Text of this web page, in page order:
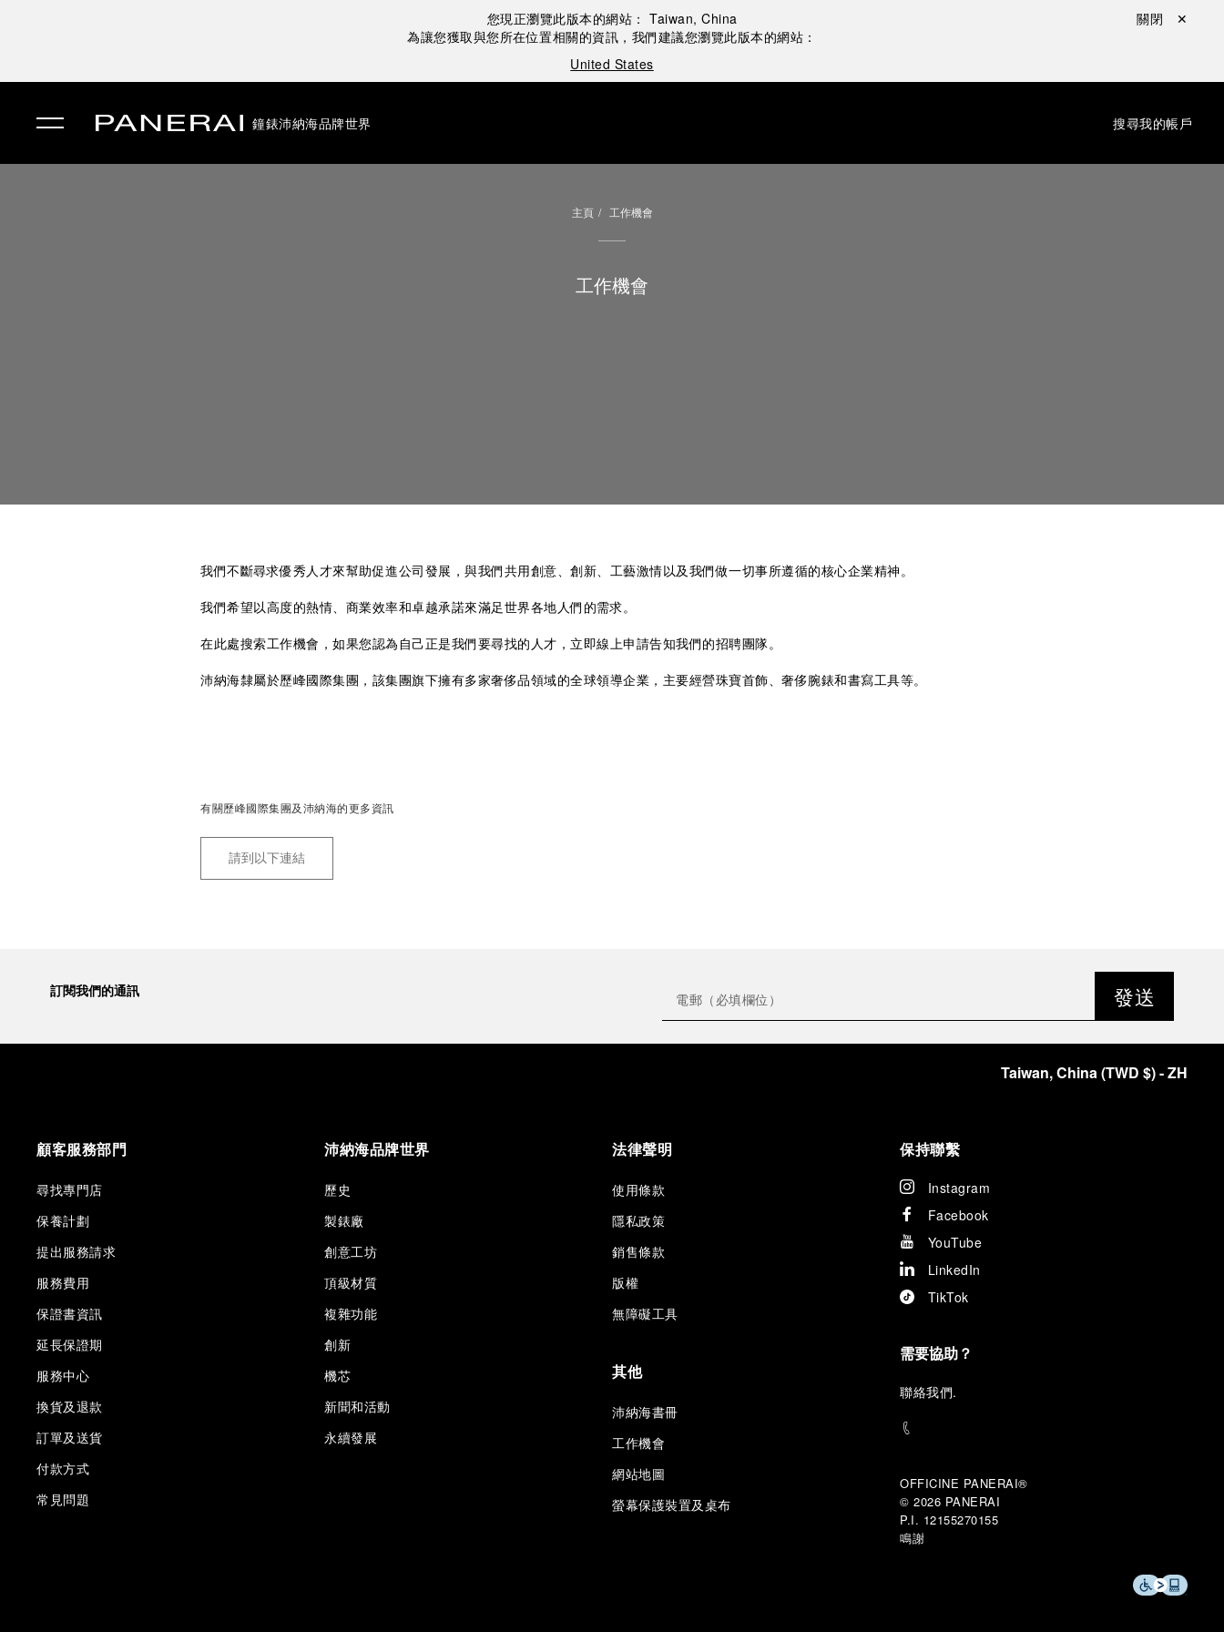
您現正瀏覽此版本的網站： Taiwan, China
為讓您獲取與您所在位置相關的資訊，我們建議您瀏覽此版本的網站：
United States
關閉 ✕
鐘錶沛納海品牌世界 搜尋我的帳戶
主頁 工作機會
工作機會
我們不斷尋求優秀人才來幫助促進公司發展，與我們共用創意、創新、工藝激情以及我們做一切事所遵循的核心企業精神。
我們希望以高度的熱情、商業效率和卓越承諾來滿足世界各地人們的需求。
在此處搜索工作機會，如果您認為自己正是我們要尋找的人才，立即線上申請告知我們的招聘團隊。
沛納海隸屬於歷峰國際集團，該集團旗下擁有多家奢侈品領域的全球領導企業，主要經營珠寶首飾、奢侈腕錶和書寫工具等。
有關歷峰國際集團及沛納海的更多資訊
請到以下連結
訂閱我們的通訊 發送
Taiwan, China(TWD $)- ZH
顧客服務部門
尋找專門店
保養計劃
提出服務請求
服務費用
保證書資訊
延長保證期
服務中心
換貨及退款
訂單及送貨
付款方式
常見問題
沛納海品牌世界
歷史
製錶廠
創意工坊
頂級材質
複雜功能
創新
機芯
新聞和活動
永續發展
法律聲明
使用條款
隱私政策
銷售條款
版權
無障礙工具
其他
沛納海書冊
工作機會
網站地圖
螢幕保護裝置及桌布
保持聯繫
Instagram
Facebook
YouTube
LinkedIn
TikTok
需要協助？
聯絡我們.
OFFICINE PANERAI®
© 2026 PANERAI
P.I. 12155270155
鳴謝